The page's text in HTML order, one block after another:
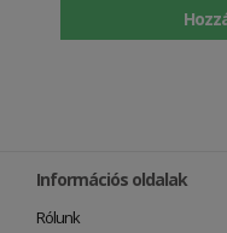
Információs oldalak
Rólunk